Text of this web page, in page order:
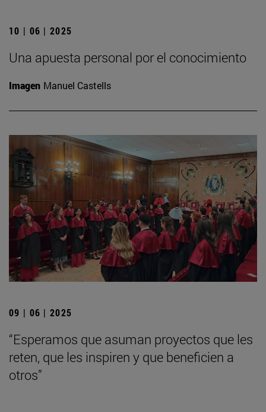
10 | 06 | 2025
Una apuesta personal por el conocimiento
Imagen Manuel Castells
09 | 06 | 2025
“Esperamos que asuman proyectos que les
reten, que les inspiren y que beneficien a
otros”